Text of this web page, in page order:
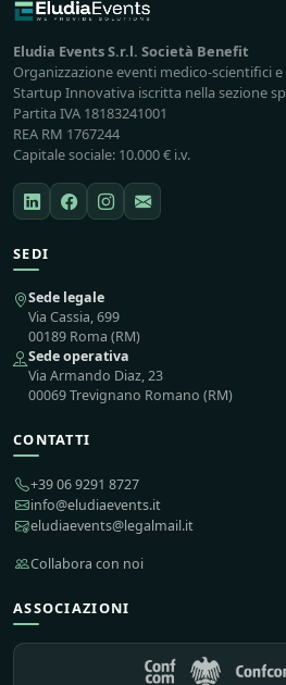
Eludia Events S.r.l. Società Benefit
Organizzazione eventi medico-scientifici
Startup Innovativa iscritta nella sezione
Partita IVA 18183241001
REA RM 1767244
Capitale sociale: 10.000 € i.v.
SEDI
Sede legale
Via Cassia, 699
00189 Roma (RM)
Sede operativa
Via Armando Diaz, 23
00069 Trevignano Romano (RM)
CONTATTI
+39 06 9291 8727
info@eludiaevents.it
eludiaevents@legalmail.it
Collabora con noi
ASSOCIAZIONI